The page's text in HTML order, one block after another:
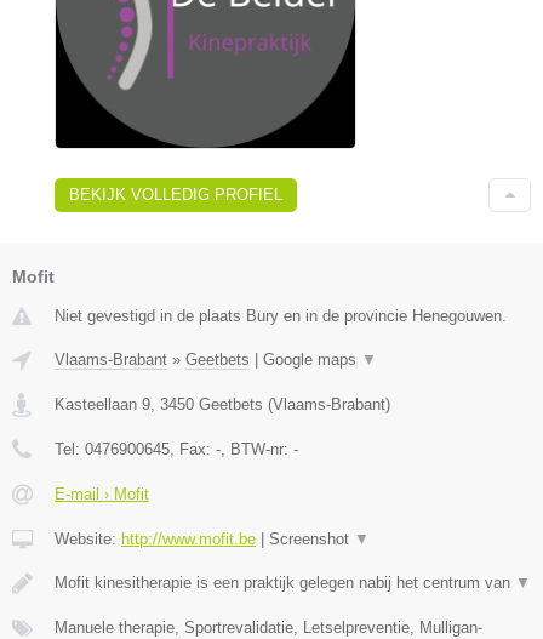
BEKIJK VOLLEDIG PROFIEL
Mofit
Niet gevestigd in de plaats Bury en in de provincie Henegouwen.
Vlaams-Brabant » Geetbets | Google maps ▼
Kasteellaan 9 3450 Geetbets (Vlaams-Brabant)
Tel: 0476900645 , Fax: - , BTW-nr: -
E-mail › Mofit
Website: http://www.mofit.be | Screenshot ▼
Mofit kinesitherapie is een praktijk gelegen nabij het centrum van ▼
Manuele therapie, Sportrevalidatie, Letselpreventie, Mulligan-